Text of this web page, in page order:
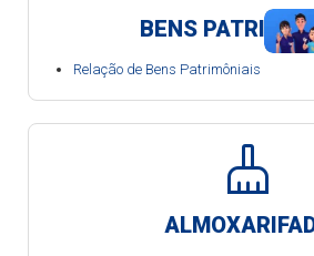
BENS
Relação de Bens Patrimôniais
cleaning_services